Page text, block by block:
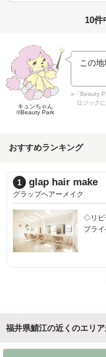
10
キュンちゃん
©Beauty Park
この
※「Beauty
ロジック
おすすめランキング
2 L+ Hair make
エルプラスヘアメイク
あなたの「キレイ」「
福井県鯖江の近くのエリ